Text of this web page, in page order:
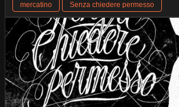
mercatino
Senza chiedere permesso